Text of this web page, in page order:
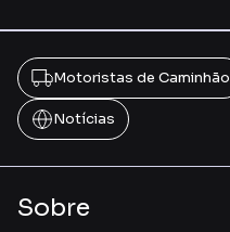
Motoristas de Caminhão
Notícias
Sobre